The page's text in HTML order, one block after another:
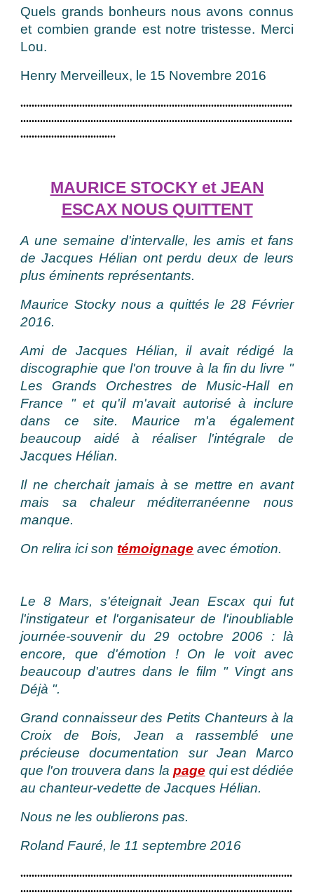
Quels grands bonheurs nous avons connus
et combien grande est notre tristesse. Merci
Lou.
Henry Merveilleux, le 15 Novembre 2016
.................................................................................................
.................................................................................................
..................................
MAURICE STOCKY et JEAN
ESCAX NOUS QUITTENT
A une semaine d'intervalle, les amis et fans
de Jacques Hélian ont perdu deux de leurs
plus éminents représentants.
Maurice Stocky nous a quittés le 28 Février
2016.
Ami de Jacques Hélian, il avait rédigé la
discographie que l'on trouve à la fin du livre "
Les Grands Orchestres de Music-Hall en
France " et qu'il m'avait autorisé à inclure
dans ce site. Maurice m'a également
beaucoup aidé à réaliser l'intégrale de
Jacques Hélian.
Il ne cherchait jamais à se mettre en avant
mais sa chaleur méditerranéenne nous
manque.
On relira ici sontémoignage avec émotion.
Le 8 Mars, s'éteignait Jean Escax qui fut
l'instigateur et l'organisateur de l'inoubliable
journée-souvenir du 29 octobre 2006 : là
encore, que d'émotion ! On le voit avec
beaucoup d'autres dans le film " Vingt ans
Déjà ".
Grand connaisseur des Petits Chanteurs à la
Croix de Bois, Jean a rassemblé une
précieuse documentation sur Jean Marco
que l'on trouvera dans la page qui est dédiée
au chanteur-vedette de Jacques Hélian.
Nous ne les oublierons pas.
Roland Fauré, le 11 septembre 2016
.................................................................................................
.................................................................................................